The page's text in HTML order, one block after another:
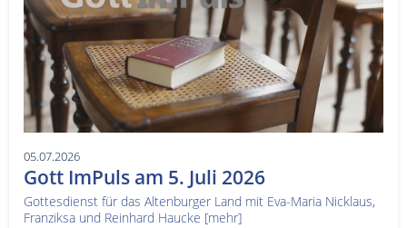
05.07.2026
Gott ImPuls am 5. Juli 2026
Gottesdienst für das Altenburger Land mit Eva-Maria Nicklaus,
Franziksa und Reinhard Haucke [mehr]